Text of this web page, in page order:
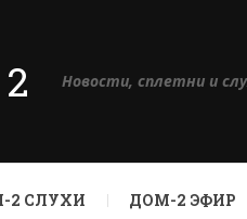
Новости, сплетни и
2 СЛУХИ ДОМ-2 ЭФИР